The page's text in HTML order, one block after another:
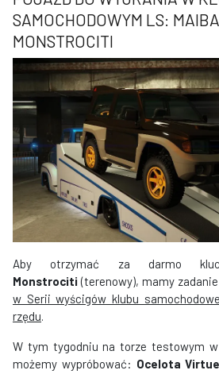
SAMOCHODOWYM LS:
MONSTROCITI
Aby otrzymać za darmo
Monstrociti(terenowy), mamy
w Serii wyścigów klubu
rzędu.
W tym tygodniu na torze testowym w
możemy wypróbować: Ocelota Virtue